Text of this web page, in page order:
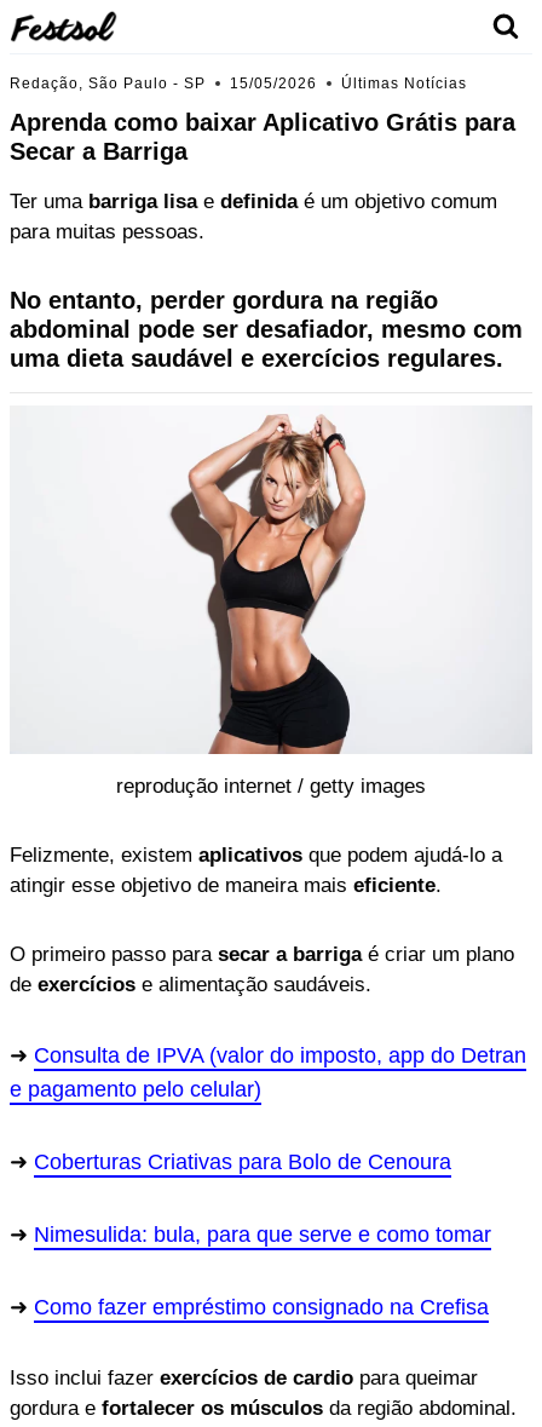
Skip
to
content
Redação, São Paulo - SP 15/05/2026 Últimas Notícias
Aprenda como baixar Aplicativo Grátis para
Secar a Barriga
Ter uma barriga lisae definidaé um objetivo comum
para muitas pessoas.
No entanto, perder gordura na região
abdominal pode ser desafiador, mesmo com
uma dieta saudável e exercícios regulares.
reprodução internet / getty images
Felizmente, existem aplicativos que podem ajudá-lo a
atingir esse objetivo de maneira mais eficiente.
O primeiro passo para secar a barrigaé criar um plano
de exercícios e alimentação saudáveis.
Consulta de IPVA (valor do imposto, app do Detran
e pagamento pelo celular)
Coberturas Criativas para Bolo de Cenoura
Nimesulida: bula, para que serve e como tomar
Como fazer empréstimo consignado na Crefisa
Isso inclui fazer exercícios de cardio para queimar
gordura e fortalecer os músculos da região abdominal.